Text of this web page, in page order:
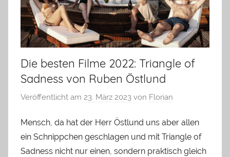
Die besten Filme 2022: Triangle of
Sadness von Ruben Östlund
Veröffentlicht am 23. März 2023 von Florian
Mensch, da hat der Herr Östlund uns aber allen
ein Schnippchen geschlagen und mit Triangle of
Sadness nicht nur einen, sondern praktisch gleich